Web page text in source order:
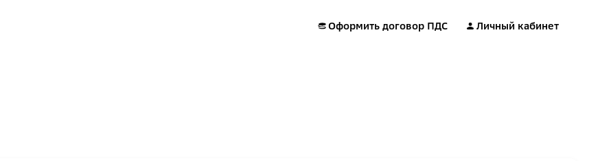
Оформить договор ПДС Личный кабинет